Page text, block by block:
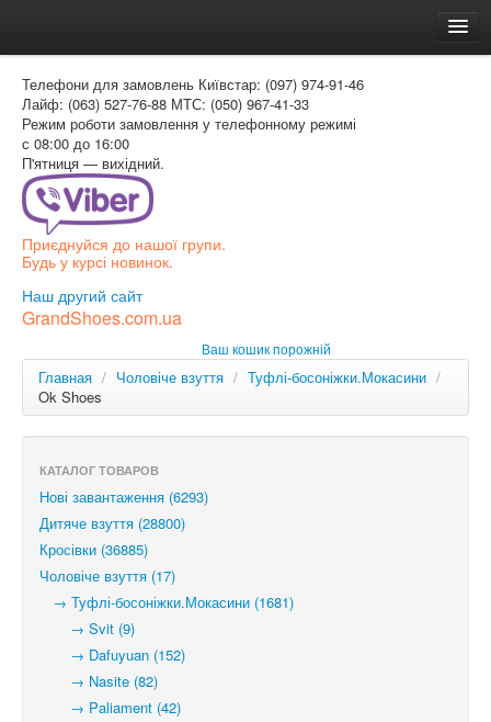
Доставка и оплата
Как заказать
Контакти
Таблиця розмірів
Вхід для покупця
РОС
Телефони для замовлень Київстар: (097) 974-91-46
Лайф: (063) 527-76-88 МТС: (050) 967-41-33
Режим роботи замовлення у телефонному режимі
с 08:00 до 16:00
П'ятниця — вихідний.
Приєднуйся до нашої групи.
Будь у курсі новинок.
Наш другий сайт
GrandShoes.com.ua
Ваш кошик порожній
Главная / Чоловіче взуття / Туфлі-босоніжки.Мокасини /
Ok Shoes
КАТАЛОГ ТОВАРОВ
Нові завантаження (6293)
Дитяче взуття (28800)
Кросівки (36885)
Чоловіче взуття (17)
→ Туфлі-босоніжки.Мокасини (1681)
→ Svit (9)
→ Dafuyuan (152)
→ Nasite (82)
→ Paliament (42)